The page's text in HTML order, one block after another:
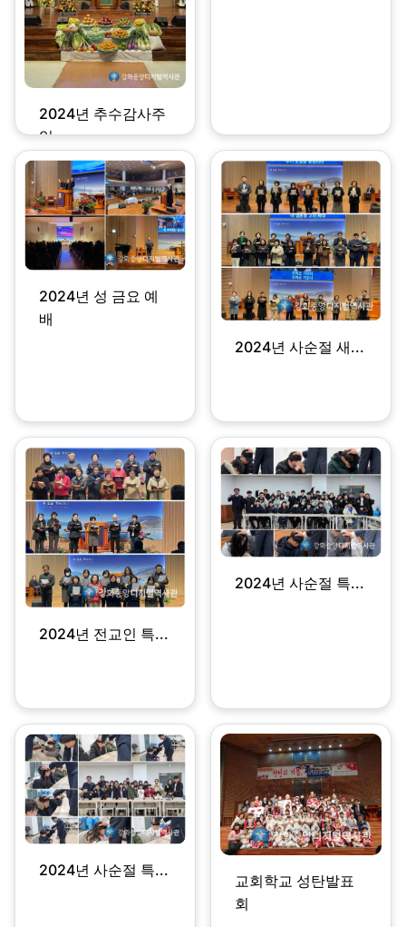
2024년 추수감사주
일
2024년 성 금요 예
배
2024년 사순절 새...
2024년 전교인 특...
2024년 사순절 특...
2024년 사순절 특...
교회학교 성탄발표
회